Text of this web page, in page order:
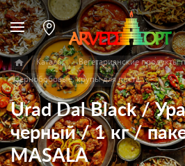
Каталог
Вегетарианские продукты
Зернобобовые, крупы для поста
Urad Dal Black /
черный / 1 кг /
MASALA